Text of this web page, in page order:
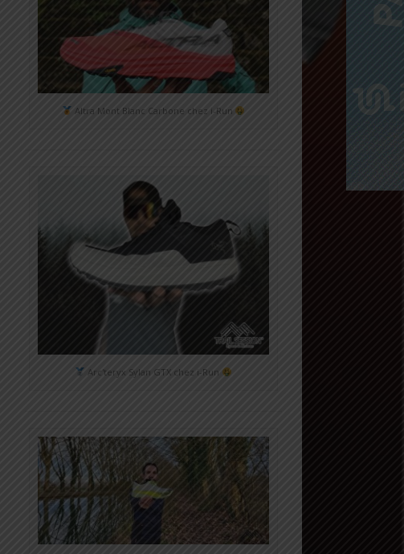
Altra Mont Blanc Carbone chez i-Run
Arc'teryx Sylan GTX chez i-Run